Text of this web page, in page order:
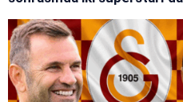
istiyorlar…